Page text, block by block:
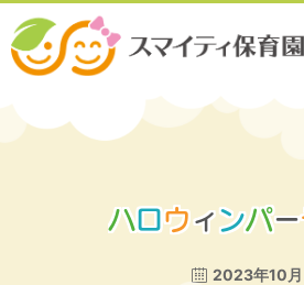
ハロウィンパー
2023年10月